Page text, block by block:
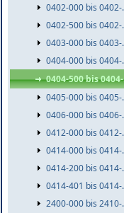
0402-000 bis 0402-499
0402-500 bis 0402-999
0403-000 bis 0403-999
0404-000 bis 0404-499
0404-500 bis 0404-999
0405-000 bis 0405-999
0406-000 bis 0406-999
0412-000 bis 0412-999
0414-000 bis 0414-199
0414-200 bis 0414-400
0414-401 bis 0414-999
2400-000 bis 2410-999